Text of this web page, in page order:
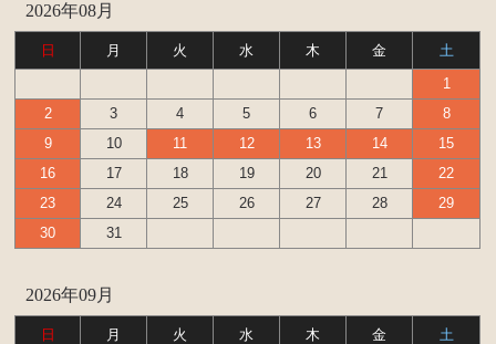
2026年08月
日 月 火 水 木 金
土
1
2
3 4 5 6 7
8
9
10 11 12 13 14
15
16
17 18 19 20 21
22
23
24 25 26 27 28
29
30
31
2026年09月
日 月 火 水 木 金
土